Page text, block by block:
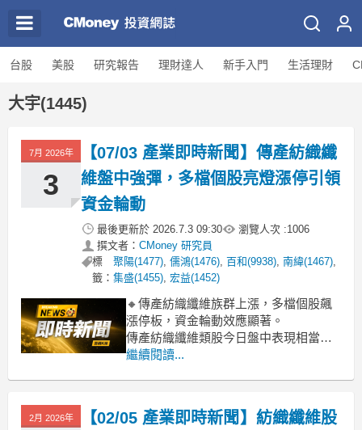
台股 美股 研究報告 理財達人 新手入門 生活理財
大宇(1445)
7月 2026年
3
【07/03 產業即時新聞】傳產紡織纖
維盤中強彈，多檔個股亮燈漲停引領
資金輪動
最後更新於 2026.7.3 09:30 瀏覽人次 :1006
撰文者： CMoney 研究員
標
籤：
聚陽(1477),儒鴻(1476),百和(9938),南緯(1467),
集盛(1455),宏益(1452)
🔸傳產紡織纖維族群上漲，多檔個股飆
漲停板，資金輪動效應顯著。
傳產紡織纖維類股今日盤中表現相當強
勢，類股漲幅一舉衝上3.52%，南緯、新
激勵利勤、弘裕等個股也大漲逾5%。這
波漲勢主要觀察是受到整體台股大盤氣
繼續閱讀...
2月 2026年
【02/05 產業即時新聞】紡織纖維股